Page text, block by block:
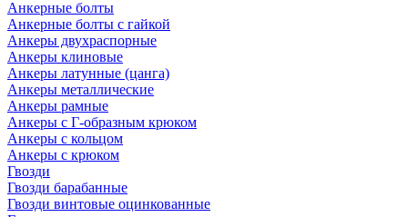
Анкерные болты
Анкерные болты с гайкой
Анкеры двухраспорные
Анкеры клиновые
Анкеры латунные (цанга)
Анкеры металлические
Анкеры рамные
Анкеры с Г-образным крюком
Анкеры с кольцом
Анкеры с крюком
Гвозди
Гвозди барабанные
Гвозди винтовые оцинкованные